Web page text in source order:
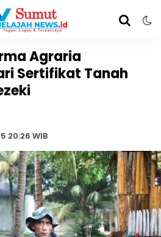
Agraria
Sertifikat Tanah
20:26 WIB